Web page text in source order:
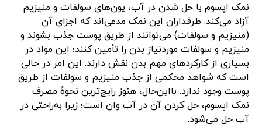
نمک اپسوم با حل‌ شدن در آب، یون‌های سولفات و منیزیم
آزاد می‌کند. طرفداران این نمک مدعی‌اند که اجزای آن
(منیزیم و سولفات) می‌توانند از طریق پوست جذب بشوند و
منیزیم و سولفات موردنیاز بدن را تأمین کنند؛ این مواد در
بسیاری از کارکردهای مهم بدن نقش دارند. این امر در حالی
است که شواهد محکمی از جذب منیزیم و سولفات از طریق
پوست وجود ندارد. بااین‌حال، هنوز رایج‌ترین نحوهٔ مصرف
نمک اپسوم، حل‌ کردن آن در آب وان است؛ زیرا به‌راحتی در
آب حل می‌شود.